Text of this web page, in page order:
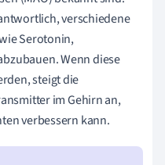
verschiedene
Serotonin,
Wenn diese
steigt die
im Gehirn an,
verbessern kann.